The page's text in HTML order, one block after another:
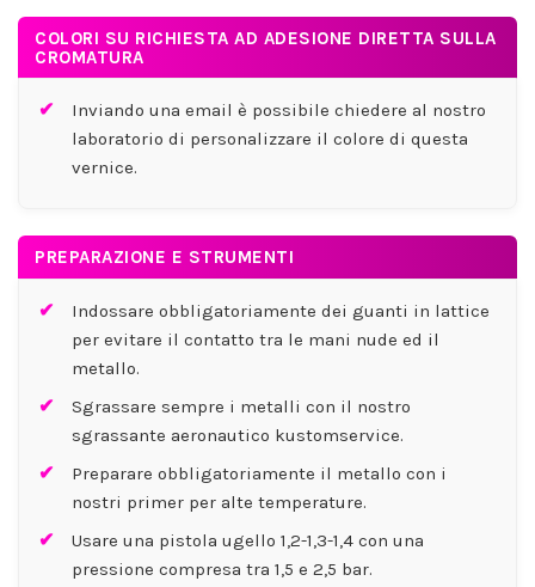
COLORI SU RICHIESTA AD ADESIONE DIRETTA SULLA
CROMATURA
Inviando una email è possibile chiedere al nostro
laboratorio di personalizzare il colore di questa
vernice.
PREPARAZIONE E STRUMENTI
Indossare obbligatoriamente dei guanti in lattice
per evitare il contatto tra le mani nude ed il
metallo.
Sgrassare sempre i metalli con il nostro
sgrassante aeronautico kustomservice.
Preparare obbligatoriamente il metallo con i
nostri primer per alte temperature.
Usare una pistola ugello 1,2-1,3-1,4 con una
pressione compresa tra 1,5 e 2,5 bar.